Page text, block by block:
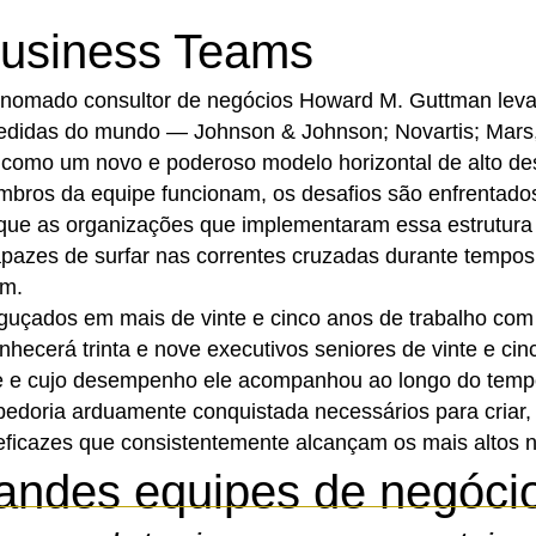
Teams
consultor de negócios Howard M. Guttman
do mundo — Johnson & Johnson; Novartis;
um novo e poderoso modelo horizontal de alto
da equipe funcionam, os desafios são
as organizações que implementaram essa
de surfar nas correntes cruzadas durante
em mais de vinte e cinco anos de trabalho
trinta e nove executivos seniores de vinte e
cujo desempenho ele acompanhou ao longo do
arduamente conquistada necessários para
que consistentemente alcançam os mais altos
equipes de